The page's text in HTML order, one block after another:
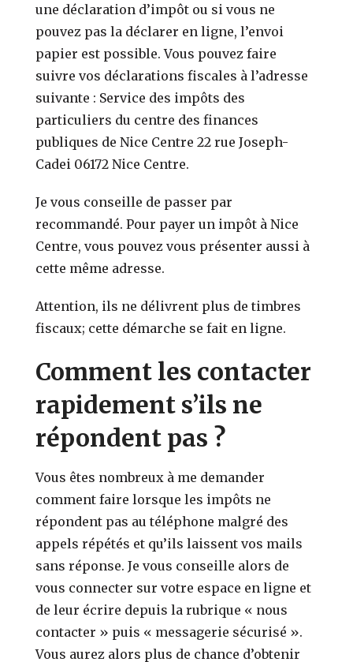
une déclaration d’impôt ou si vous ne
pouvez pas la déclarer en ligne, l’envoi
papier est possible. Vous pouvez faire
suivre vos déclarations fiscales à l’adresse
suivante : Service des impôts des
particuliers du centre des finances
publiques de Nice Centre 22 rue Joseph-
Cadei 06172 Nice Centre.
Je vous conseille de passer par
recommandé. Pour payer un impôt à Nice
Centre, vous pouvez vous présenter aussi à
cette même adresse.
Attention, ils ne délivrent plus de timbres
fiscaux; cette démarche se fait en ligne.
Comment les contacter
rapidement s’ils ne
répondent pas ?
Vous êtes nombreux à me demander
comment faire lorsque les impôts ne
répondent pas au téléphone malgré des
appels répétés et qu’ils laissent vos mails
sans réponse. Je vous conseille alors de
vous connecter sur votre espace en ligne et
de leur écrire depuis la rubrique « nous
contacter » puis « messagerie sécurisé ».
Vous aurez alors plus de chance d’obtenir